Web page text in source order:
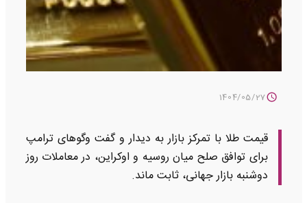
1404/05/27
قیمت طلا با تمرکز بازار به دیدار و گفت وگوهای ترامپ
برای توافق صلح میان روسیه و اوکراین، در معاملات روز
دوشنبه بازار جهانی، ثابت ماند.